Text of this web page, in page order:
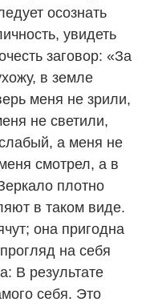
осознать
увидеть
заговор: «За
в земле
меня не зрили,
не светили,
а меня не
смотрел, а в
плотно
в таком виде.
она пригодна
на себя
В результате
себя. Это